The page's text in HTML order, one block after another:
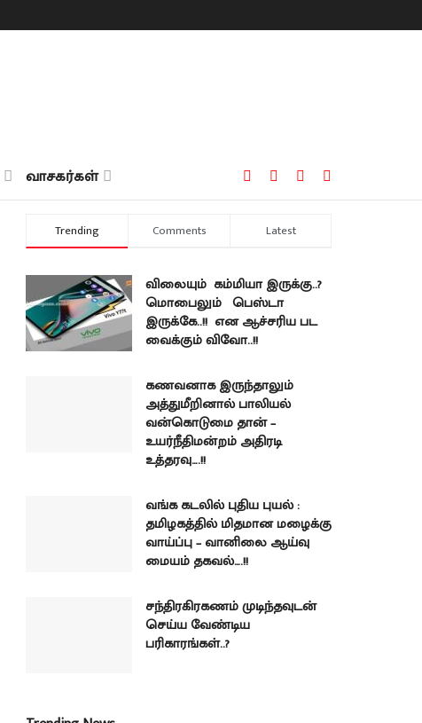
வாசகர்கள்
Trending Comments Latest
விலையும் கம்மியா இருக்கு..?
மொபைலும் பெஸ்டா
இருக்கே..!! என ஆச்சரிய பட
வைக்கும் விவோ..!!
கணவனாக இருந்தாலும்
அத்துமீறினால் பாலியல்
வன்கொடுமை தான் –
உயர்நீதிமன்றம் அதிரடி
உத்தரவு….!!
வங்க கடலில் புதிய புயல் :
தமிழகத்தில் மிதமான மழைக்கு
வாய்ப்பு – வானிலை ஆய்வு
மையம் தகவல்….!!
சந்திரகிரகணம் முடிந்தவுடன்
செய்ய வேண்டிய
பரிகாரங்கள்..?